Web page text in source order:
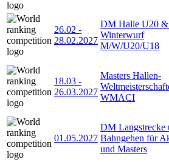
26.02 -
28.02.2027
DM Halle U20
Winterwurf
M/W/U20/U18
18.03 -
26.03.2027
Masters Hallen-
WMACI
01.05.2027
DM Langstrecke
Bahngehen für
und Masters